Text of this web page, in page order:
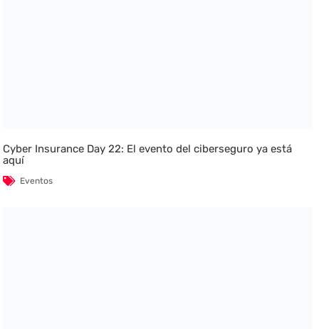
Cyber Insurance Day 22: El evento del ciberseguro ya está
aquí
Eventos